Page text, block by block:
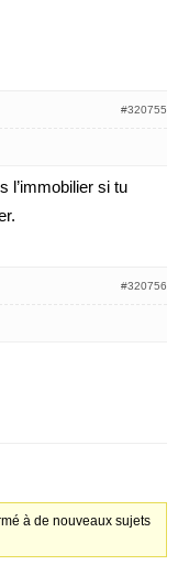
#320755
l’immobilier si tu
#320756
à de nouveaux sujets